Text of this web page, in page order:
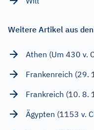
Weitere Artikel aus
Athen (Um 430 v.
Frankenreich (29.
Frankreich (10. 8.
Ägypten (1153 v.